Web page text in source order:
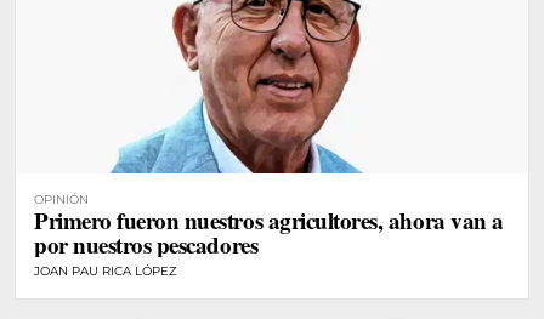
OPINIÓN
Primero fueron nuestros agricultores, ahora van a
por nuestros pescadores
JOAN PAU RICA LÓPEZ